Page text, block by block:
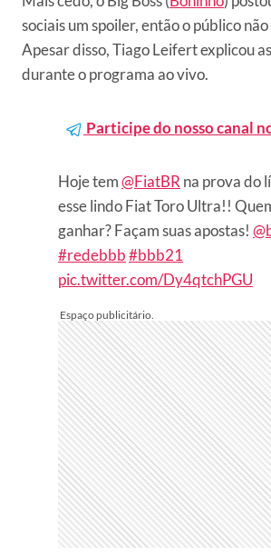
sociais um spoiler, então o público
Apesar disso, Tiago Leifert explicou
durante o programa ao vivo.
Participe do nosso canal
Hoje tem@FiatBR na prova do
esse lindo Fiat Toro Ultra!!
ganhar? Façam suas apostas!
#redebbb#bbb21
pic.twitter.com/Dy4qtchPGU